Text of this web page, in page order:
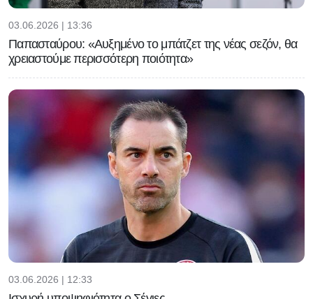
03.06.2026 | 13:36
Παπασταύρου: «Αυξημένο το μπάτζετ της νέας σεζόν, θα
χρειαστούμε περισσότερη ποιότητα»
03.06.2026 | 12:33